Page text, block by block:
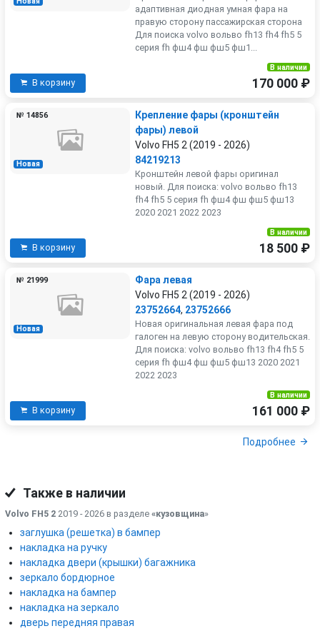
адаптивная диодная умная фара на
правую сторону пассажирская сторона
Для поиска volvo вольво fh13 fh4 fh5 5
серия fh фш4 фш фш5 фш1...
В корзину
В наличии
170 000 ₽
Новая
№ 14856
Крепление фары (кронштейн
фары) левой
Volvo FH5 2 (2019 - 2026)
84219213
Кронштейн левой фары оригинал
новый. Для поиска: volvo вольво fh13
fh4 fh5 5 серия fh фш4 фш фш5 фш13
2020 2021 2022 2023
В корзину
В наличии
18 500 ₽
Новая
№ 21999
Фара левая
Volvo FH5 2 (2019 - 2026)
23752664, 23752666
Новая оригинальная левая фара под
галоген на левую сторону водительская.
Для поиска: volvo вольво fh13 fh4 fh5 5
серия fh фш4 фш фш5 фш13 2020 2021
2022 2023
В корзину
В наличии
161 000 ₽
Подробнее
Также в наличии
Volvo FH5 2 2019 - 2026 в разделе «кузовщина»
заглушка (решетка) в бампер
накладка на ручку
накладка двери (крышки) багажника
зеркало бордюрное
накладка на бампер
накладка на зеркало
дверь передняя правая